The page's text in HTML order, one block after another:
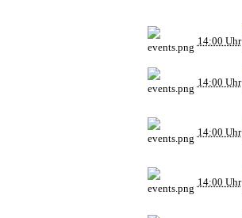
14:00 Uhr
14:00 Uhr
14:00 Uhr
14:00 Uhr